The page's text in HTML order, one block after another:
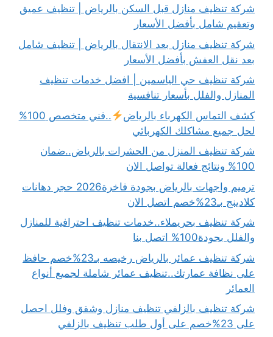
شركة تنظيف منازل قبل السكن بالرياض | تنظيف عميق
وتعقيم شامل بأفضل الأسعار
شركة تنظيف منازل بعد الانتقال بالرياض | تنظيف شامل
بعد نقل العفش بأفضل الأسعار
شركة تنظيف حي الياسمين | افضل خدمات تنظيف
المنازل والفلل بأسعار تنافسية
كشف التماس الكهرباء بالرياض
..فني متخصص 100%
لحل جميع مشاكلك الكهربائي
شركة تنظيف المنزل من الحشرات بالرياض..ضمان
100% ونتائج فعالة تواصل الان
ترميم واجهات بالرياض بجودة فاخرة2026 حجر دهانات
كلادينج بـ23%خصم اتصل الان
شركة تنظيف بحريملاء..خدمات تنظيف احترافية للمنازل
والفلل بجودة100% اتصل بنا
شركة تنظيف عمائر بالرياض رخيصه بـ23%خصم حافظ
على نظافة عمارتك..تنظيف عمائر شاملة لجميع أنواع
العمائر
شركة تنظيف بالزلفي تنظيف منازل وشقق وفلل احصل
على 23%خصم على أول طلب تنظيف بالزلفي